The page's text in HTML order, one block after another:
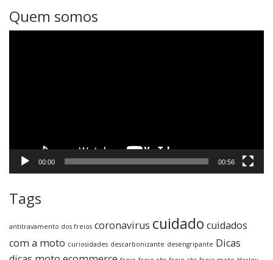
Quem somos
00:00 00:56
Tags
antitravamento dos freios coronavirus cuidado cuidados
com a moto curiosidades descarbonizante desengripante Dicas